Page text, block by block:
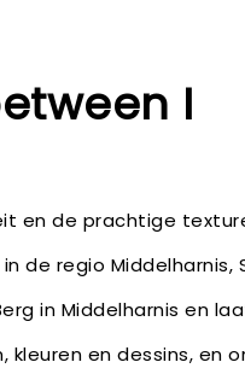
I
en de prachtige
de regio Middelharnis,
in Middelharnis en
kleuren en dessins, en